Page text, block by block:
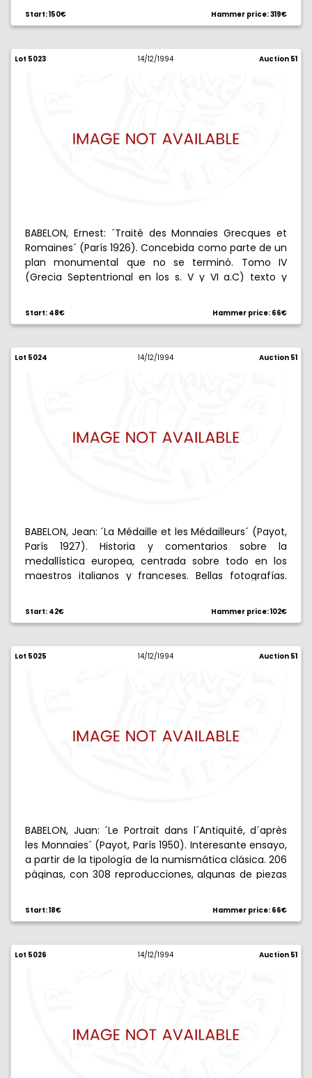
ilustraciones de todos los tipos, más 56 de
introducción.
Start: 150€ Hammer price: 319€
Lot 5023 14/12/1994 Auction 51
BABELON, Ernest: ´Traité des Monnaies Grecques et
Romaines´ (París 1926). Concebida como parte de un
plan monumental que no se terminó. Tomo IV
(Grecia Septentrional en los s. V y VI a.C) texto y
texto. Magistral. 2241 páginas en cuarto, 85 láminas
en folio.
Start: 48€ Hammer price: 66€
Lot 5024 14/12/1994 Auction 51
BABELON, Jean: ´La Médaille et les Médailleurs´ (Payot,
París 1927). Historia y comentarios sobre la
medallística europea, centrada sobre todo en los
maestros italianos y franceses. Bellas fotografías.
Start: 42€ Hammer price: 102€
Lot 5025 14/12/1994 Auction 51
BABELON, Juan: ´Le Portrait dans l´Antiquité, d´après
les Monnaies´ (Payot, París 1950). Interesante ensayo,
a partir de la tipología de la numismática clásica. 206
páginas, con 308 reproducciones, algunas de piezas
Start: 18€ Hammer price: 66€
Lot 5026 14/12/1994 Auction 51